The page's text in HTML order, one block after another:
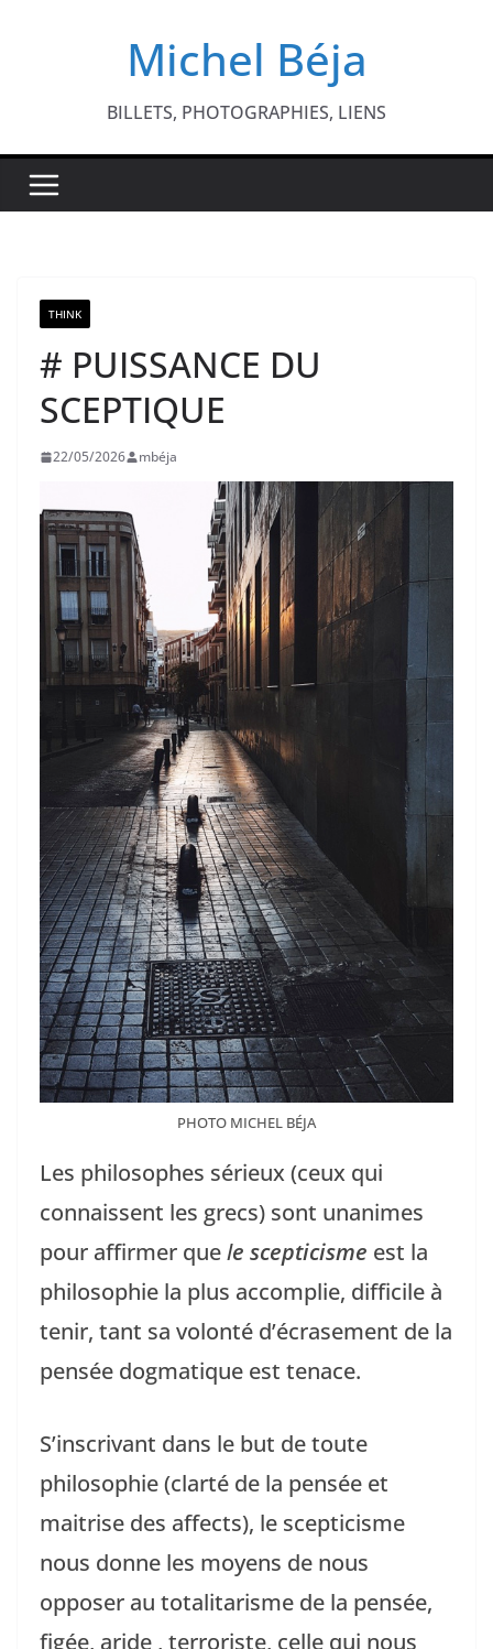
Michel Béja
BILLETS, PHOTOGRAPHIES, LIENS
THINK
# PUISSANCE DU
SCEPTIQUE
22/05/2026 mbéja
PHOTO MICHEL BÉJA
Les philosophes sérieux (ceux qui
connaissent les grecs) sont unanimes
pour affirmer quele scepticisme est la
philosophie la plus accomplie, difficile à
tenir, tant sa volonté d’écrasement de la
pensée dogmatique est tenace.
S’inscrivant dans le but de toute
philosophie (clarté de la pensée et
maitrise des affects), le scepticisme
nous donne les moyens de nous
opposer au totalitarisme de la pensée,
figée, aride , terroriste, celle qui nous